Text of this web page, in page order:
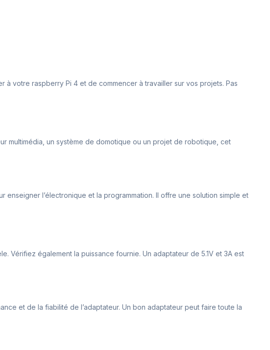
à votre raspberry Pi 4 et de commencer à travailler sur vos projets. Pas
multimédia, un système de domotique ou un projet de robotique, cet
l’électronique et la programmation. Il offre une solution simple et
Vérifiez également la puissance fournie. Un adaptateur de 5.1V et 3A est
et de la fiabilité de l’adaptateur. Un bon adaptateur peut faire toute la